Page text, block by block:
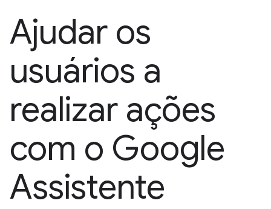
Ajudar os
usuários a
realizar ações
com o Google
Assistente